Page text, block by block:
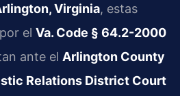
Virginia, estas
el Va. Code § 64.2-2000
ante el Arlington County
Relations District Court